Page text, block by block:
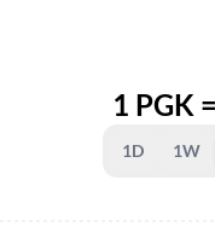
1 PGK
1D 1W